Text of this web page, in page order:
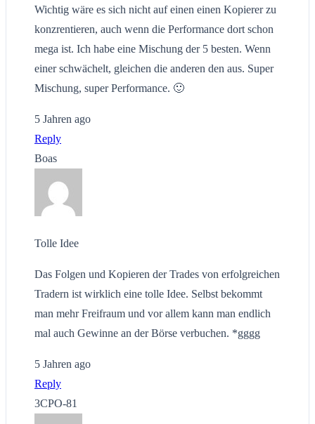
Wichtig wäre es sich nicht auf einen einen Kopierer zu
konzrentieren, auch wenn die Performance dort schon
mega ist. Ich habe eine Mischung der 5 besten. Wenn
einer schwächelt, gleichen die anderen den aus. Super
Mischung, super Performance. 🙂
5 Jahren ago
Reply
Boas
Tolle Idee
Das Folgen und Kopieren der Trades von erfolgreichen
Tradern ist wirklich eine tolle Idee. Selbst bekommt
man mehr Freifraum und vor allem kann man endlich
mal auch Gewinne an der Börse verbuchen. *gggg
5 Jahren ago
Reply
3CPO-81